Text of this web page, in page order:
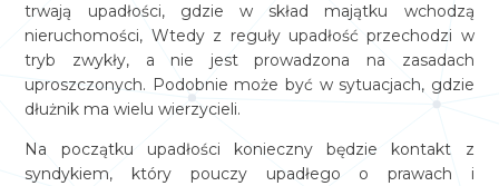
trwają upadłości, gdzie w skład majątku wchodzą
nieruchomości, Wtedy z reguły upadłość przechodzi w
tryb zwykły, a nie jest prowadzona na zasadach
uproszczonych. Podobnie może być w sytuacjach, gdzie
dłużnik ma wielu wierzycieli.
Na początku upadłości konieczny będzie kontakt z
syndykiem, który pouczy upadłego o prawach i